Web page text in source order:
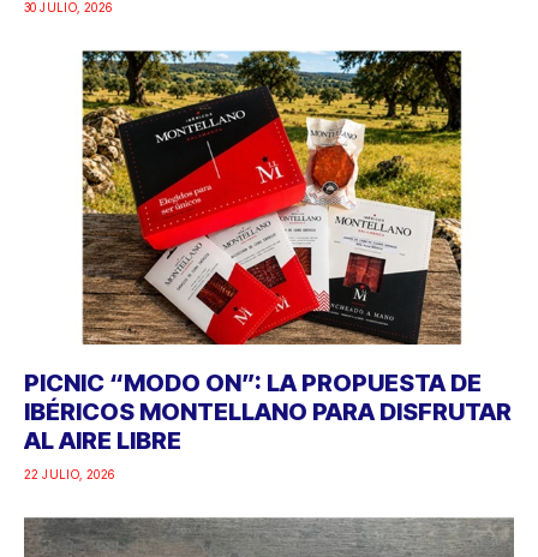
30 JULIO, 2026
PICNIC “MODO ON”: LA PROPUESTA DE
IBÉRICOS MONTELLANO PARA DISFRUTAR
AL AIRE LIBRE
22 JULIO, 2026